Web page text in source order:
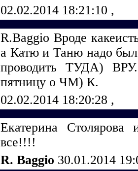
02.02.2014 18:21:10 ,
R.Ваggiо Вроде
а Катю и Таню надо
проводить ТУДА)
пятницу о ЧМ) К.
02.02.2014 18:20:28 ,
Екатерина
все!!!!
R. Baggio 30.01.2014